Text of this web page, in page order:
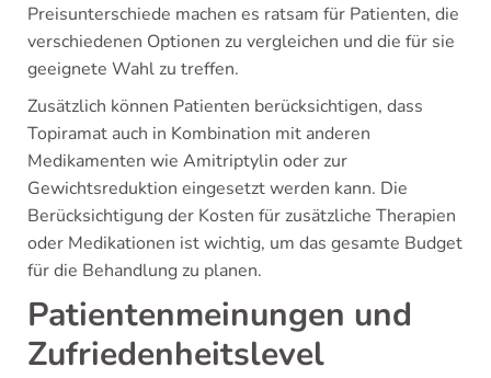
Preisunterschiede machen es ratsam für Patienten, die
verschiedenen Optionen zu vergleichen und die für sie
geeignete Wahl zu treffen.
Zusätzlich können Patienten berücksichtigen, dass
Topiramat auch in Kombination mit anderen
Medikamenten wie Amitriptylin oder zur
Gewichtsreduktion eingesetzt werden kann. Die
Berücksichtigung der Kosten für zusätzliche Therapien
oder Medikationen ist wichtig, um das gesamte Budget
für die Behandlung zu planen.
Patientenmeinungen und
Zufriedenheitslevel